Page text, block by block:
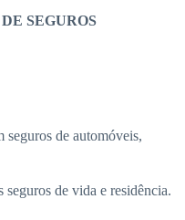
SEGUROS
de automóveis,
de vida e residência.